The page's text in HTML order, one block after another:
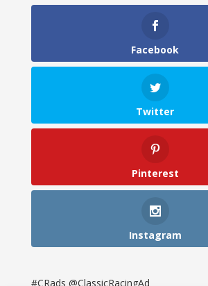
Facebook
Twitter
Pinterest
Instagram
#CRads @ClassicRacingAd